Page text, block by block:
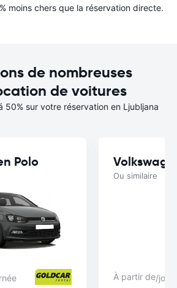
moins chers que la réservation directe.
de nombreuses
de voitures
50% sur votre réservation en Ljubljana
Polo
Ou similaire
À partir de/